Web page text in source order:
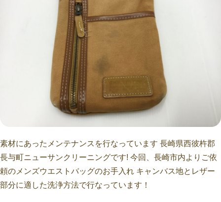
素材にあったメンテナンスを行なっています 長崎県西彼杵郡
長与町ニューサンクリーニングです! 今回、長崎市内よりご依
頼のメンズウエストバッグのお手入れ キャンバス地とレザー
部分に適した洗浄方法で行なっています！